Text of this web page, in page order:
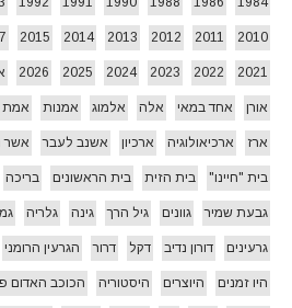
2010
2011
2012
2013
2014
2015
2021
2022
2023
2024
2025
2026
אורן אחד במאי אלה אלמוג אמנות אמת
ארז ארכיאולוגיה ארכיון אשנב לעבר אשר
בית "חיינו" בית הזית בית הראשונים בריכה
גבעת שמיר גוונים גיל הרך גינה גלריה
גרעינים דורון נדיב דקל דרור הגרעין הרומני
היו זמנים היוצרים היסטוריה הכוכב האדום